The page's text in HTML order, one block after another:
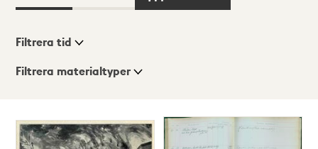
Visningsläge
Lista
Karta
Filtrera tid
Filtrera materialtyper
träffar